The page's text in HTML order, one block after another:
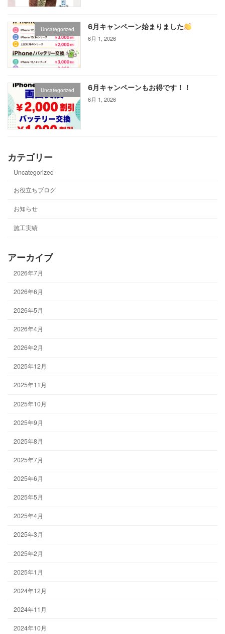
Uncategorized 6月キャンペーン始まりました
6月 1, 2026
Uncategorized 6月キャンペーンもお得です！！
6月 1, 2026
カテゴリー
Uncategorized
お役立ちブログ
お知らせ
施工実績
アーカイブ
2026年7月
2026年6月
2026年5月
2026年4月
2026年2月
2025年12月
2025年11月
2025年10月
2025年9月
2025年8月
2025年7月
2025年6月
2025年5月
2025年4月
2025年3月
2025年2月
2025年1月
2024年12月
2024年11月
2024年10月